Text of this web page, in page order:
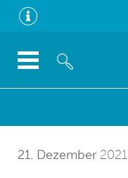
21. Dezember 2021